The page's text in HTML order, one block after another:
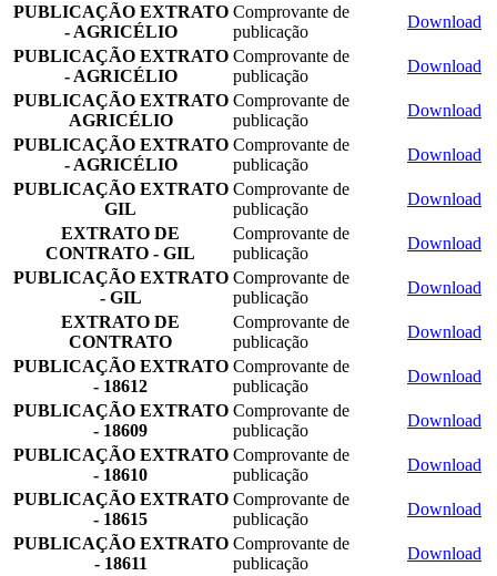
PUBLICAÇÃO EXTRATO
- AGRICÉLIO
Comprovante de
publicação
Download
PUBLICAÇÃO EXTRATO
- AGRICÉLIO
Comprovante de
publicação
Download
PUBLICAÇÃO EXTRATO
AGRICÉLIO
Comprovante de
publicação
Download
PUBLICAÇÃO EXTRATO
- AGRICÉLIO
Comprovante de
publicação
Download
PUBLICAÇÃO EXTRATO
GIL
Comprovante de
publicação
Download
EXTRATO DE
CONTRATO - GIL
Comprovante de
publicação
Download
PUBLICAÇÃO EXTRATO
- GIL
Comprovante de
publicação
Download
EXTRATO DE
CONTRATO
Comprovante de
publicação
Download
PUBLICAÇÃO EXTRATO
- 18612
Comprovante de
publicação
Download
PUBLICAÇÃO EXTRATO
- 18609
Comprovante de
publicação
Download
PUBLICAÇÃO EXTRATO
- 18610
Comprovante de
publicação
Download
PUBLICAÇÃO EXTRATO
- 18615
Comprovante de
publicação
Download
PUBLICAÇÃO EXTRATO
- 18611
Comprovante de
publicação
Download